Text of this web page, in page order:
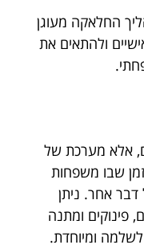
החלאקה מעוגן
ולהתאים את
אלא מערכת של
שבו משפחות
אחר. ניתן
פינוקים ומתנה
ומיוחדת.